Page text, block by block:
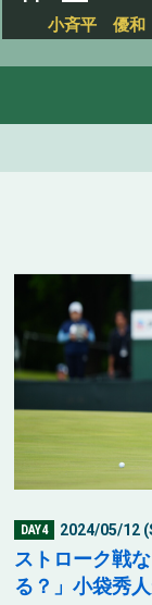
小斉平 優和
DAY4 2024/05/12
ストローク戦
る？」小袋秀